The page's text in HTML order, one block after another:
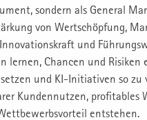
sondern als General
von Wertschöpfung,
und
lernen, Chancen und Risiken
und KI-Initiativen so zu
Kundennutzen, profitables
entstehen.